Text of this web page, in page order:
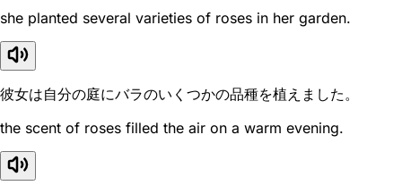
she planted several varieties of roses in her garden.
彼女は自分の庭にバラのいくつかの品種を植えました。
the scent of roses filled the air on a warm evening.